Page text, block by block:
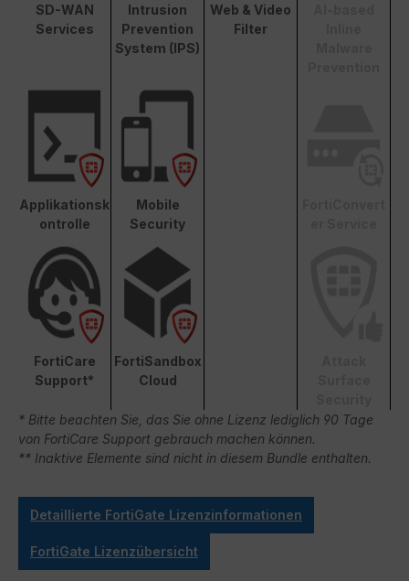
SD-WAN
Services
Intrusion
Prevention
System (IPS)
Web & Video
Filter
Applikationsk
ontrolle
Mobile
Security
FortiCare
Support*
FortiSandbox
Cloud
* Bitte beachten Sie, das Sie ohne Lizenz lediglich 90 Tage
von FortiCare Support gebrauch machen können.
** Inaktive Elemente sind nicht in diesem Bundle enthalten.
Detaillierte FortiGate Lizenzinformationen
FortiGate Lizenzübersicht